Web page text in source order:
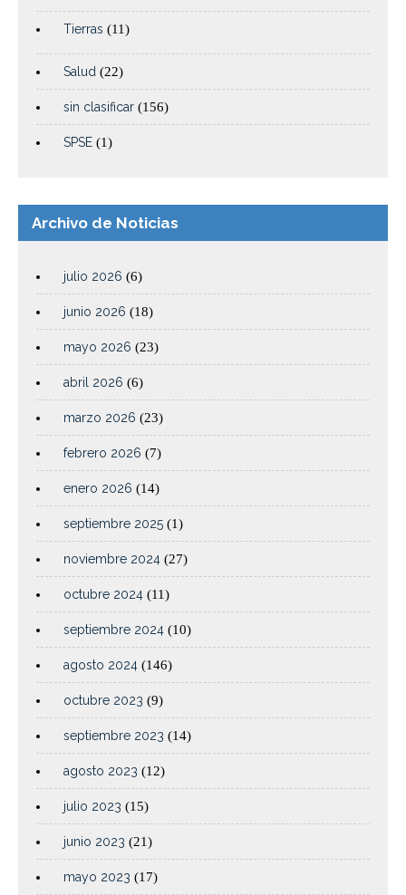
Tierras (11)
Salud (22)
sin clasificar (156)
SPSE (1)
Archivo de Noticias
julio 2026 (6)
junio 2026 (18)
mayo 2026 (23)
abril 2026 (6)
marzo 2026 (23)
febrero 2026 (7)
enero 2026 (14)
septiembre 2025 (1)
noviembre 2024 (27)
octubre 2024 (11)
septiembre 2024 (10)
agosto 2024 (146)
octubre 2023 (9)
septiembre 2023 (14)
agosto 2023 (12)
julio 2023 (15)
junio 2023 (21)
mayo 2023 (17)